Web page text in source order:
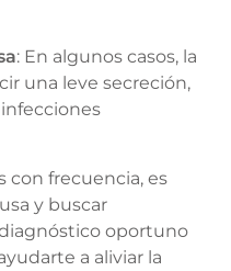
: En algunos casos, la
una leve secreción,
con frecuencia, es
y buscar
oportuno
a aliviar la